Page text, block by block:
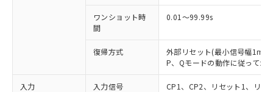
ワンショット時
間
0.01～99.99s
復帰方式
外部リセット(最小信号幅1ms
P、Qモードの動作に従ってか
入力 入力信号 CP1、CP2、リセット1、リセ